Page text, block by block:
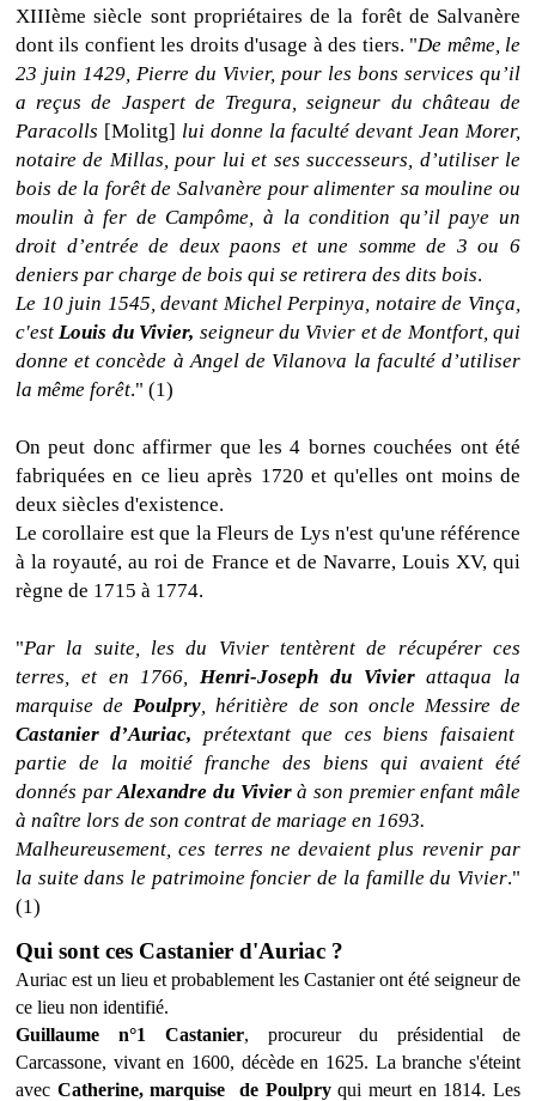
XIIIème siècle sont propriétaires de la forêt de Salvanère
dont ils confient les droits d'usage à des tiers. "De même, le
23 juin 1429, Pierre du Vivier, pour les bons services qu’il
a reçus de Jaspert de Tregura, seigneur du château de
Paracolls [Molitg] lui donne la faculté devant Jean Morer,
notaire de Millas, pour lui et ses successeurs, d’utiliser le
bois de la forêt de Salvanère pour alimenter sa mouline ou
moulin à fer de Campôme, à la condition qu’il paye un
droit d’entrée de deux paons et une somme de 3 ou 6
deniers par charge de bois qui se retirera des dits bois.
Le 10 juin 1545, devant Michel Perpinya, notaire de Vinça,
c'estLouis du Vivier, seigneur du Vivier et de Montfort, qui
donne et concède à Angel de Vilanova la faculté d’utiliser
la même forêt." (1)
On peut donc affirmer que les 4 bornes couchées ont été
fabriquées en ce lieu après 1720 et qu'elles ont moins de
deux siècles d'existence.
Le corollaire est que la Fleurs de Lys n'est qu'une référence
à la royauté, au roi de France et de Navarre, Louis XV, qui
règne de 1715 à 1774.
"Par la suite, les du Vivier tentèrent de récupérer ces
terres, et en 1766, Henri-Joseph du Vivierattaqua la
marquise dePoulpry, héritière de son oncle Messire de
Castanier d’Auriac, prétextant que ces biens faisaient
partie de la moitié franche des biens qui avaient été
donnés parAlexandre du Vivierà son premier enfant mâle
à naître lors de son contrat de mariage en 1693.
Malheureusement, ces terres ne devaient plus revenir par
la suite dans le patrimoine foncier de la famille du Vivier."
(1)
Qui sont ces Castanier d'Auriac ?
Auriac est un lieu et probablement les Castanier ont été seigneur de
ce lieu non identifié.
Guillaume n°1 Castanier, procureur du présidential de
Carcassone, vivant en 1600, décède en 1625. La branche s'éteint
avec Catherine, marquise de Poulpryqui meurt en 1814. Les